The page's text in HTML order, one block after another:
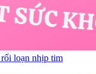
loạn nhịp tim